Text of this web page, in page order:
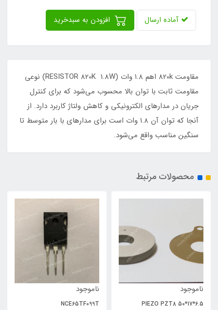
آماده ارسال
مقاومت 820k اهم ۱.۸ وات (RESISTOR 820K 1.8W) نوعی
مقاومت ثابت با توان بالا محسوب می‌شود که برای کنترل
جریان در مدارهای الکترونیکی و کاهش ولتاژ کاربرد دارد. از
آنجا که توان آن ۱.۸ وات است برای مدارهای با بار متوسط تا
سنگین مناسب واقع می‌شود.
محصولات مرتبط
ناموجود
PIEZO PZT8 50*17*6.5
ناموجود
NCE65TF099T